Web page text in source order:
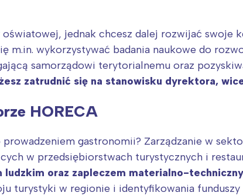
jednak chcesz dalej rozwijać swoje
m.in. wykorzystywać badania naukowe do
samorządowi terytorialnemu oraz
zatrudnić się na stanowisku dyrektora,
HORECA
gastronomii? Zarządzanie w
w przedsiębiorstwach turystycznych i
ludzkim oraz zapleczem materialno-
turystyki w regionie i identyfikowania funduszy
Interesują mnie wydarzenia z tego
Warszawa
Łódź
Trójmiasto
Wrocław
Śląsk
Kraków
Wszystkie
Wybieram